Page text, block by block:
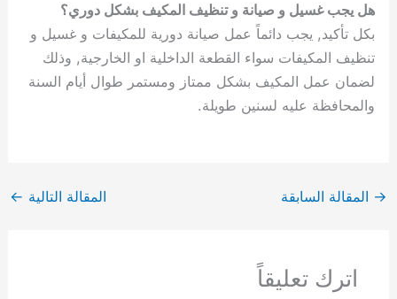
هل يجب غسيل و صيانة و تنظيف المكيف بشكل دوري؟
بكل تأكيد, يجب دائماً عمل صيانة دورية للمكيفات و غسيل و
تنظيف المكيفات سواء القطعة الداخلية او الخارجية, وذلك
لضمان عمل المكيف بشكل ممتاز ومستمر طوال أيام السنة
والمحافظة عليه لسنين طويلة.
→ المقالة السابقة المقالة التالية ←
اترك تعليقاً